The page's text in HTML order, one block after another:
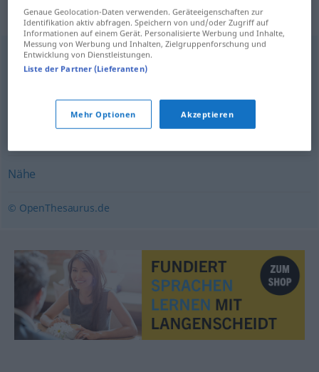
Synonyme für "Gemeinschaft"
Netzwerk
Freundschaft
Nähe
© OpenThesaurus.de
Genaue Geolocation-Daten verwenden. Geräteeigenschaften zur
Identifikation aktiv abfragen. Speichern von und/oder Zugriff auf
Informationen auf einem Gerät. Personalisierte Werbung und Inhalte,
Messung von Werbung und Inhalten, Zielgruppenforschung und
Entwicklung von Dienstleistungen.
Liste der Partner (Lieferanten)
Mehr Optionen Akzeptieren